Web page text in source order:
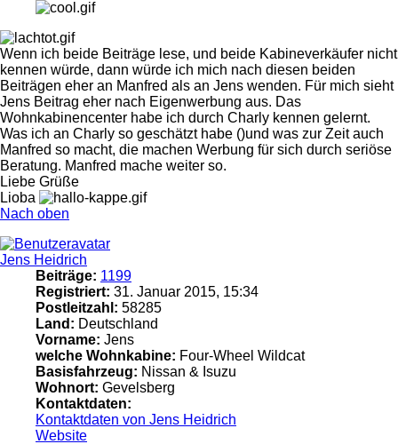
Wenn ich beide Beiträge lese, und beide Kabineverkäufer nicht
kennen würde, dann würde ich mich nach diesen beiden
Beiträgen eher an Manfred als an Jens wenden. Für mich sieht
Jens Beitrag eher nach Eigenwerbung aus. Das
Wohnkabinencenter habe ich durch Charly kennen gelernt.
Was ich an Charly so geschätzt habe ()und was zur Zeit auch
Manfred so macht, die machen Werbung für sich durch seriöse
Beratung. Manfred mache weiter so.
Liebe Grüße
Lioba
Nach oben
Jens Heidrich
Beiträge: 1199
Registriert: 31. Januar 2015, 15:34
Postleitzahl: 58285
Land: Deutschland
Vorname: Jens
welche Wohnkabine: Four-Wheel Wildcat
Basisfahrzeug: Nissan & Isuzu
Wohnort: Gevelsberg
Kontaktdaten:
Kontaktdaten von Jens Heidrich
Website